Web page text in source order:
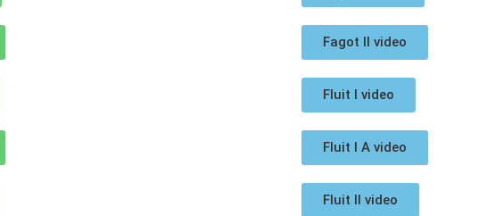
Fagot II video
Fluit I video
Fluit I A video
Fluit II video